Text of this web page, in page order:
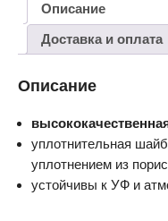
Описание
Доставка и оплата
Описание
уплотнительная
уплотнением из
устойчивы к УФ и